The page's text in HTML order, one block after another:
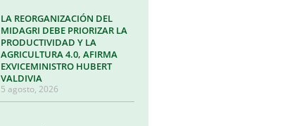
LA REORGANIZACIÓN DEL
MIDAGRI DEBE PRIORIZAR LA
PRODUCTIVIDAD Y LA
AGRICULTURA 4.0, AFIRMA
EXVICEMINISTRO HUBERT
VALDIVIA
5 agosto, 2026